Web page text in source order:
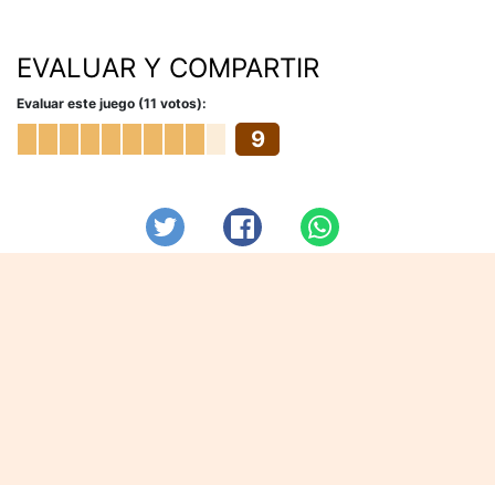
EVALUAR Y COMPARTIR
Evaluar este juego (11 votos):
9